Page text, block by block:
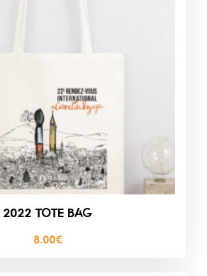
2022 TOTE BAG
8.00€